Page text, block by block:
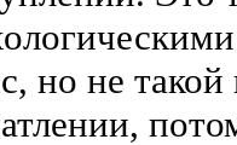
но не